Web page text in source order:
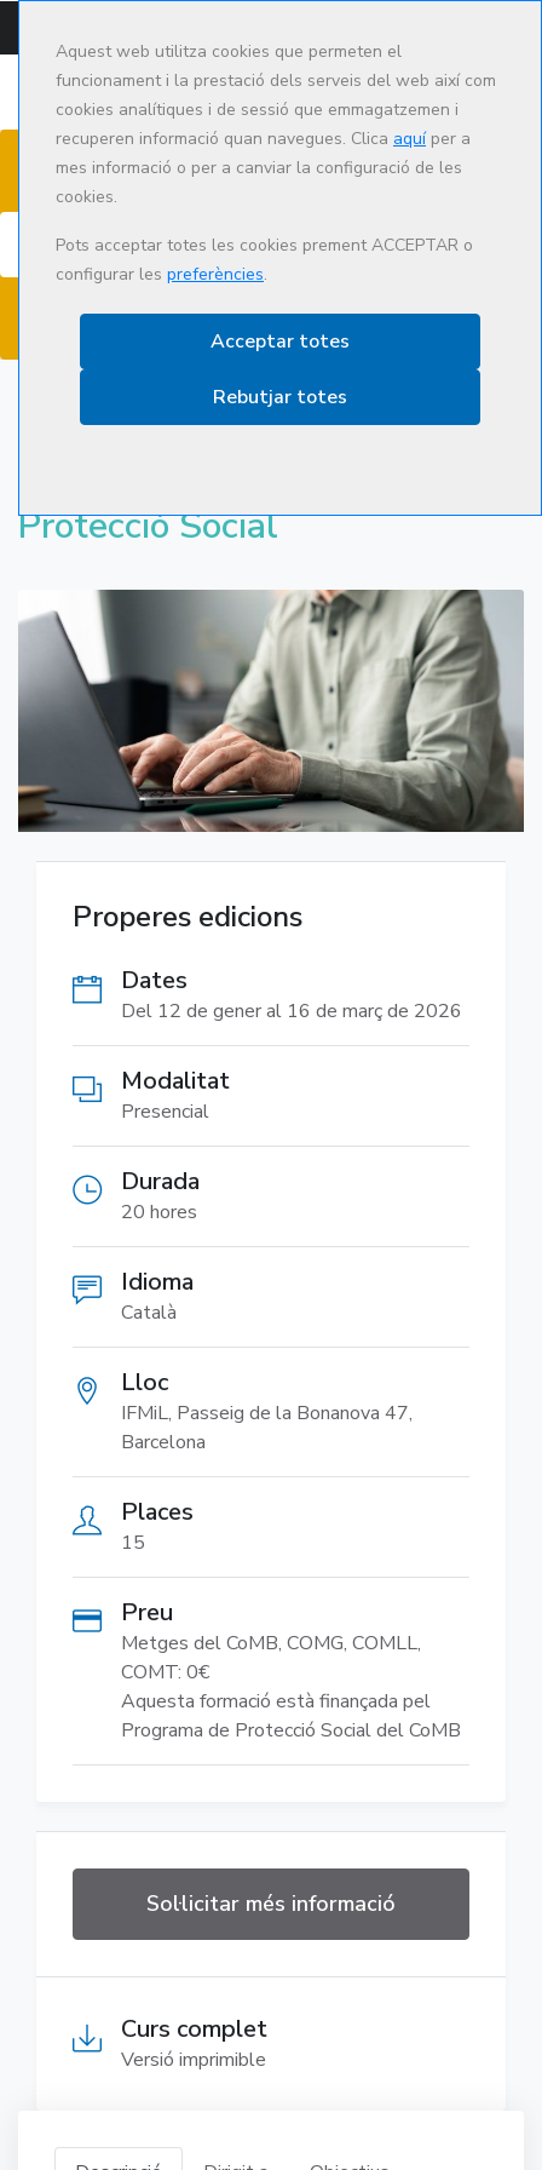
Aquest web utilitza cookies que permeten el
funcionament i la prestació dels serveis del web així com
cookies analítiques i de sessió que emmagatzemen i
recuperen informació quan navegues. Clica aquíper a
mes informació o per a canviar la configuració de les
cookies.
Pots acceptar totes les cookies prement ACCEPTAR o
configurar les preferències.
Acceptar totes
Rebutjar totes
Cerca
Informàtica nivell avançat
Protecció Social
Properes edicions
Dates
Del 12 de gener al 16 de març de 2026
Modalitat
Presencial
Durada
20 hores
Idioma
Català
Lloc
IFMiL, Passeig de la Bonanova 47,
Barcelona
Places
15
Preu
Metges del CoMB, COMG, COMLL,
COMT: 0€
Aquesta formació està finançada pel
Programa de Protecció Social del CoMB
Sol·licitar més informació
Curs complet
Versió imprimible